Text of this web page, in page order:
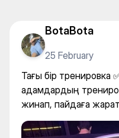
BotaBota
25 February
Тағы бір тренировка
адамдардың
жинап, пайдаға